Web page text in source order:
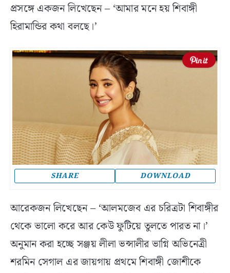
প্রসঙ্গে একজন লিখেছেন – ‘আমার মনে হয় শিবাঙ্গী
হিরামান্ডির কথা বলছে।’
SHARE DOWNLOAD
আরেকজন লিখেছেন – ‘আলমজেব এর চরিত্রটা শিবাঙ্গীর
থেকে ভালো করে আর কেউ ফুটিয়ে তুলতে পারত না।’
অনুমান করা হচ্ছে সঞ্জয় লীলা ভন্সালীর ভাগ্নি অভিনেত্রী
শরমিন সেগাল এর জায়গায় প্রথমে শিবাঙ্গী জোশীকে